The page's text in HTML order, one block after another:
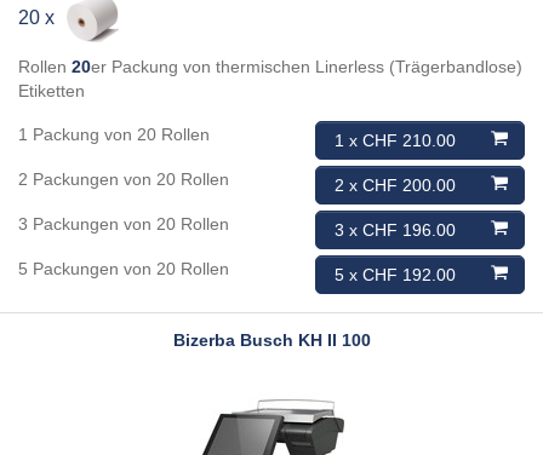
20 x
Rollen 20er Packung von thermischen Linerless (Trägerbandlose)
Etiketten
1 x CHF 210.00
1 Packung von 20 Rollen
2 x CHF 200.00
2 Packungen von 20 Rollen
3 x CHF 196.00
3 Packungen von 20 Rollen
5 x CHF 192.00
5 Packungen von 20 Rollen
Bizerba Busch KH II 100